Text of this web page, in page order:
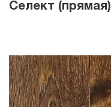
Селект (прямая)